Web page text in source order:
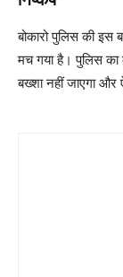
बोकारो पुलिस की इस
मच गया है। पुलिस का
बख्शा नहीं जाएगा और